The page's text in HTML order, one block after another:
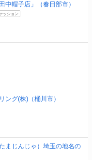
中帽子店」（春日部市）
ッション
ング(株)（桶川市）
まじんじゃ）埼玉の地名の